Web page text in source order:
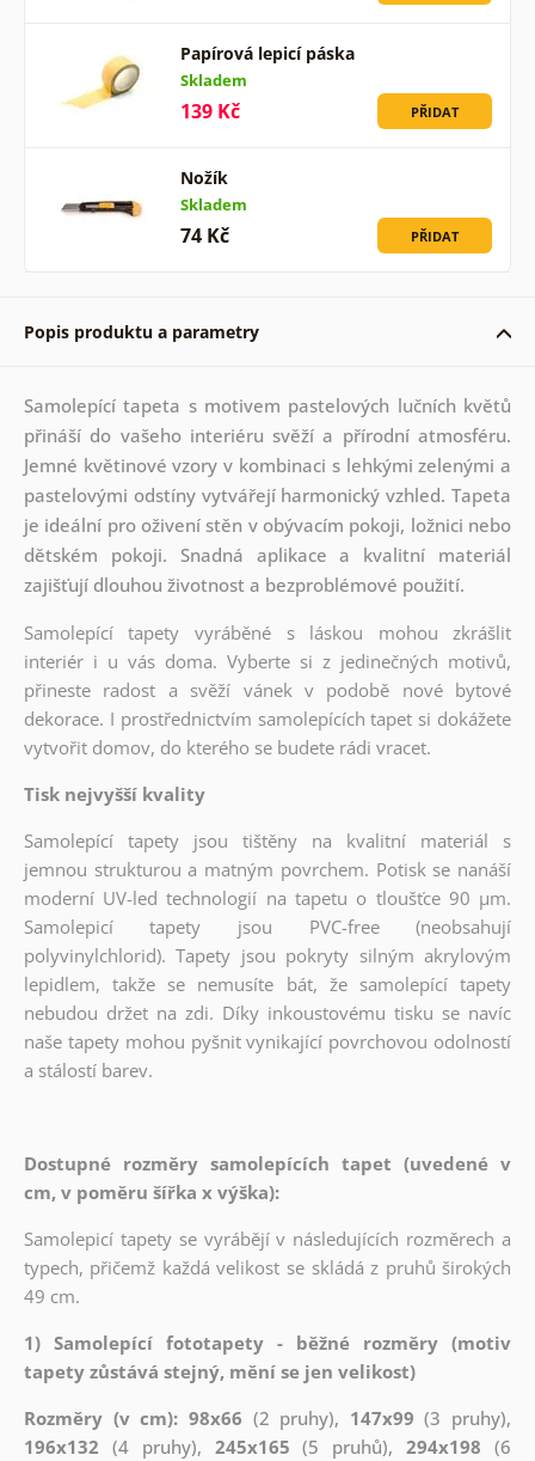
Papírová lepicí páska
Skladem
139 Kč PŘIDAT
Nožík
Skladem
74 Kč PŘIDAT
Popis produktu a parametry
Samolepící tapeta s motivem pastelových lučních květů
přináší do vašeho interiéru svěží a přírodní atmosféru.
Jemné květinové vzory v kombinaci s lehkými zelenými a
pastelovými odstíny vytvářejí harmonický vzhled. Tapeta
je ideální pro oživení stěn v obývacím pokoji, ložnici nebo
dětském pokoji. Snadná aplikace a kvalitní materiál
zajišťují dlouhou životnost a bezproblémové použití.
Samolepící tapety vyráběné s láskou mohou zkrášlit
interiér i u vás doma. Vyberte si z jedinečných motivů,
přineste radost a svěží vánek v podobě nové bytové
dekorace. I prostřednictvím samolepících tapet si dokážete
vytvořit domov, do kterého se budete rádi vracet.
Tisk nejvyšší kvality
Samolepící tapety jsou tištěny na kvalitní materiál s
jemnou strukturou a matným povrchem. Potisk se nanáší
moderní UV-led technologií na tapetu o tloušťce 90 µm.
Samolepicí tapety jsou PVC-free (neobsahují
polyvinylchlorid). Tapety jsou pokryty silným akrylovým
lepidlem, takže se nemusíte bát, že samolepící tapety
nebudou držet na zdi. Díky inkoustovému tisku se navíc
naše tapety mohou pyšnit vynikající povrchovou odolností
a stálostí barev.
Dostupné rozměry samolepících tapet (uvedené v
cm, v poměru šířka x výška):
Samolepicí tapety se vyrábějí v následujících rozměrech a
typech, přičemž každá velikost se skládá z pruhů širokých
49 cm.
1) Samolepící fototapety - běžné rozměry (motiv
tapety zůstává stejný, mění se jen velikost)
Rozměry (v cm): 98x66 (2 pruhy), 147x99 (3 pruhy),
196x132 (4 pruhy), 245x165 (5 pruhů),294x198 (6